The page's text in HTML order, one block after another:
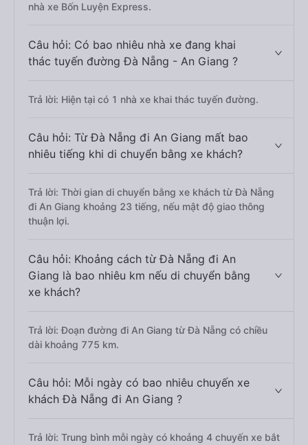
nhà xe Bốn Luyện Express.
Câu hỏi: Có bao nhiêu nhà xe đang khai
thác tuyến đường Đà Nẵng - An Giang ?
Trả lời: Hiện tại có 1 nhà xe khai thác tuyến đường.
Câu hỏi: Từ Đà Nẵng đi An Giang mất bao
nhiêu tiếng khi di chuyển bằng xe khách?
Trả lời: Thời gian di chuyển bằng xe khách từ Đà Nẵng
đi An Giang khoảng 23 tiếng, nếu mật độ giao thông
thuận lợi.
Câu hỏi: Khoảng cách từ Đà Nẵng đi An
Giang là bao nhiêu km nếu di chuyển bằng
xe khách?
Trả lời: Đoạn đường đi An Giang từ Đà Nẵng có chiều
dài khoảng 775 km.
Câu hỏi: Mỗi ngày có bao nhiêu chuyến xe
khách Đà Nẵng đi An Giang ?
Trả lời: Trung bình mỗi ngày có khoảng 4 chuyến xe bắt